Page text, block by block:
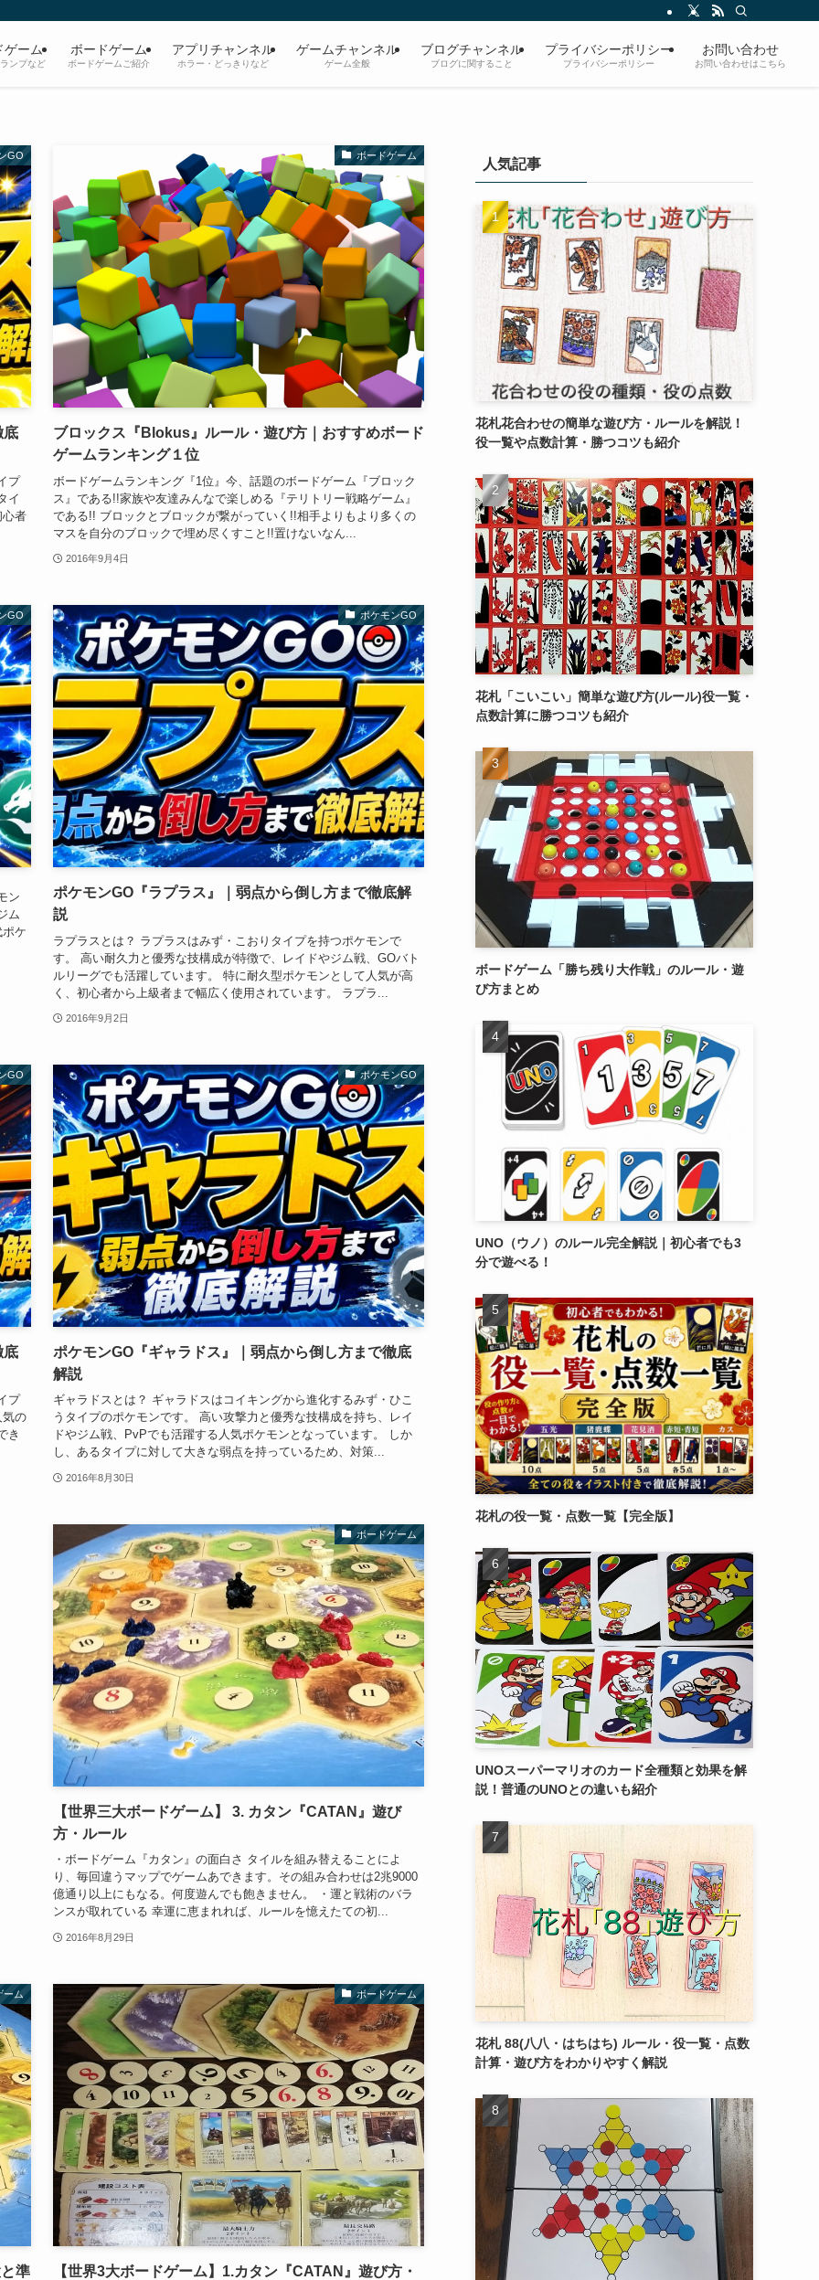
ゲーム
ンプなど
ボードゲーム
ボードゲームご紹介
アプリチャンネル
ホラー・どっきりなど
ゲームチャンネル
ゲーム全般
ブログチャンネル
ブログに関すること
プライバシーポリシー
プライバシーポリシー
お問い合わせ
お問い合わせはこちら
GO
底
プ
イ
心者
ボードゲーム
ブロックス『Blokus』ルール・遊び方｜おすすめボード
ゲームランキング１位
ボードゲームランキング『1位』今、話題のボードゲーム『ブロック
ス』である!!家族や友達みんなで楽しめる『テリトリー戦略ゲーム』
である!! ブロックとブロックが繋がっていく!!相手よりもより多くの
マスを自分のブロックで埋め尽くすこと!!置けないなん...
2016年9月4日
GO
ン
ム
ケ
ポケモンGO
ポケモンGO『ラプラス』｜弱点から倒し方まで徹底解
説
ラプラスとは？ ラプラスはみず・こおりタイプを持つポケモンで
す。 高い耐久力と優秀な技構成が特徴で、レイドやジム戦、GOバト
ルリーグでも活躍しています。 特に耐久型ポケモンとして人気が高
く、初心者から上級者まで幅広く使用されています。 ラプラ...
2016年9月2日
GO
底
プ
気の
き
ポケモンGO
ポケモンGO『ギャラドス』｜弱点から倒し方まで徹底
解説
ギャラドスとは？ ギャラドスはコイキングから進化するみず・ひこ
うタイプのポケモンです。 高い攻撃力と優秀な技構成を持ち、レイ
ドやジム戦、PvPでも活躍する人気ポケモンとなっています。 しか
し、あるタイプに対して大きな弱点を持っているため、対策...
2016年8月30日
ボードゲーム
【世界三大ボードゲーム】 3. カタン『CATAN』遊び
方・ルール
・ボードゲーム『カタン』の面白さ タイルを組み替えることによ
り、毎回違うマップでゲームあできます。その組み合わせは2兆9000
億通り以上にもなる。何度遊んでも飽きません。 ・運と戦術のバラ
ンスが取れている 幸運に恵まれれば、ルールを憶えたての初...
2016年8月29日
ーム
準
ボードゲーム
【世界3大ボードゲーム】1.カタン『CATAN』遊び方・
人気記事
花札花合わせの簡単な遊び方・ルールを解説！
役一覧や点数計算・勝つコツも紹介
花札「こいこい」簡単な遊び方(ルール)役一覧・
点数計算に勝つコツも紹介
ボードゲーム「勝ち残り大作戦」のルール・遊
び方まとめ
UNO（ウノ）のルール完全解説｜初心者でも3
分で遊べる！
花札の役一覧・点数一覧【完全版】
UNOスーパーマリオのカード全種類と効果を解
説！普通のUNOとの違いも紹介
花札 88(八八・はちはち) ルール・役一覧・点数
計算・遊び方をわかりやすく解説